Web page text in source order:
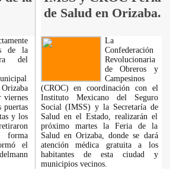
de Salud en Orizaba.
de la
del
Orizaba
viernes
y los
el
La
Confederación
Revolucionaria
de Obreros y
Campesinos
(CROC) en coordinación con el
Instituto Mexicano del Seguro
Social (IMSS) y la Secretaría de
Salud en el Estado, realizarán el
próximo martes la Feria de la
Salud en Orizaba, donde se dará
atención médica gratuita a los
habitantes de esta ciudad y
municipios vecinos.